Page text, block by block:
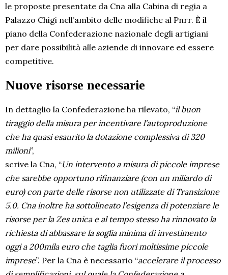
le proposte presentate da Cna alla Cabina di regia a
Palazzo Chigi nell’ambito delle modifiche al Pnrr. È il
piano della Confederazione nazionale degli artigiani
per dare possibilità alle aziende di innovare ed essere
competitive.
Nuove risorse necessarie
In dettaglio la Confederazione ha rilevato, “il buon
tiraggio della misura per incentivare l’autoproduzione
che ha quasi esaurito la dotazione complessiva di 320
milioni”,
scrive la Cna, “Un intervento a misura di piccole imprese
che sarebbe opportuno rifinanziare (con un miliardo di
euro) con parte delle risorse non utilizzate di Transizione
5.0. Cna inoltre ha sottolineato l’esigenza di potenziare le
risorse per la Zes unica e al tempo stesso ha rinnovato la
richiesta di abbassare la soglia minima di investimento
oggi a 200mila euro che taglia fuori moltissime piccole
imprese”. Per la Cna è necessario “accelerare il processo